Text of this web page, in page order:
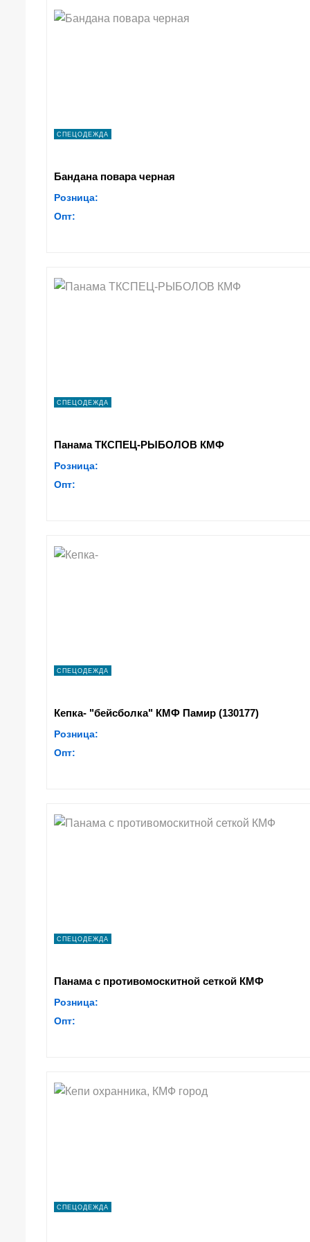
СПЕЦОДЕЖДА
Бандана повара черная
Розница:
Опт:
СПЕЦОДЕЖДА
Панама ТКСПЕЦ-РЫБОЛОВ КМФ
Розница:
Опт:
СПЕЦОДЕЖДА
Кепка- "бейсболка" КМФ Памир (130177)
Розница:
Опт:
СПЕЦОДЕЖДА
Панама с противомоскитной сеткой КМФ
Розница:
Опт:
СПЕЦОДЕЖДА